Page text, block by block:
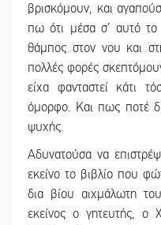
βρισκόμουν, και
πω ότι μέσα σ’ αυτό το
θάμπος στον νου και
πολλές φορές
είχα φανταστεί κάτι
όμορφο. Και πως ποτέ
ψυχής.
Αδυνατούσα να
εκείνο το βιβλίο που
δια βίου αιχμάλωτη
εκείνος ο γητευτής, ο